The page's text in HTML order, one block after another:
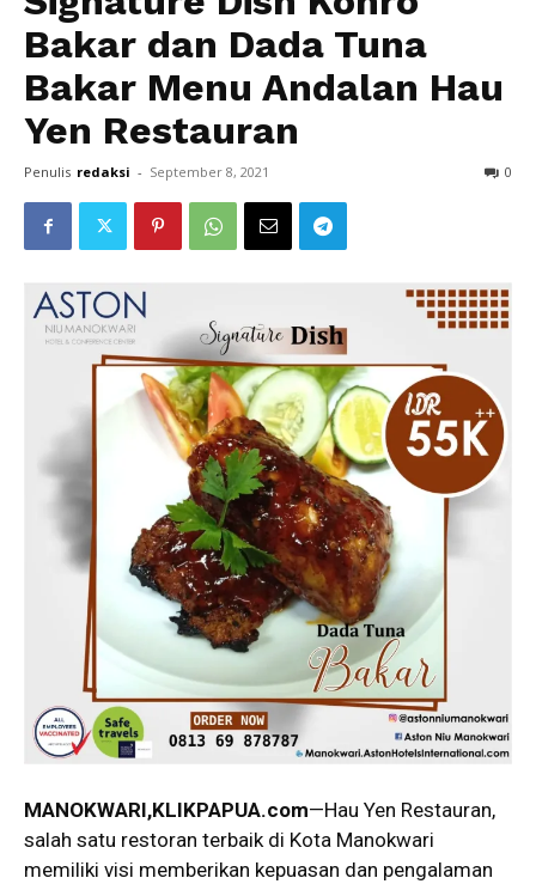
Bakar dan Dada Tuna
Bakar Menu Andalan Hau
Yen Restauran
Penulis redaksi - September 8, 2021 0
MANOKWARI,KLIKPAPUA.com—Hau Yen Restauran,
salah satu restoran terbaik di Kota Manokwari
memiliki visi memberikan kepuasan dan pengalaman